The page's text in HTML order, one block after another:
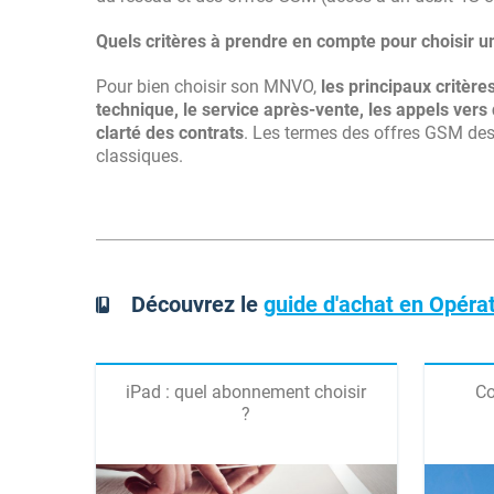
Quels critères à prendre en compte pour choisir
Pour bien choisir son MNVO, les principaux
technique, le service après-vente, les appels
clarté des contrats. Les termes des offres GSM
classiques.
Découvrez leguide d'achat en
iPad : quel abonnement choisir
?